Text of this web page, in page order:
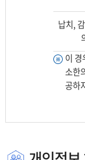
분
류,
거
법
기
제
납치,
이
소한
공하